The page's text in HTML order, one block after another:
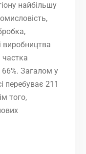
найбільшу
виробництва
Загалом у
перебуває 211
того,